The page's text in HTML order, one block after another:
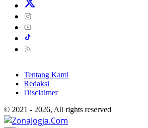
Tentang Kami
Redaksi
Disclaimer
© 2021 - 2026, All rights reserved